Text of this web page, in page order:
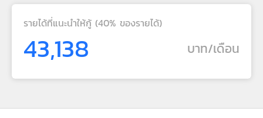
รายได้ที่แนะนำให้กู้ (40% ของรายได้)
43,138 บาท/เดือน